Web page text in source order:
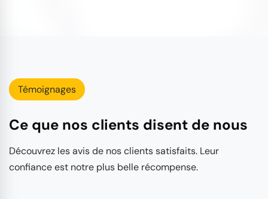
Témoignages
Ce que nos clients disent de nous
Découvrez les avis de nos clients satisfaits. Leur
confiance est notre plus belle récompense.